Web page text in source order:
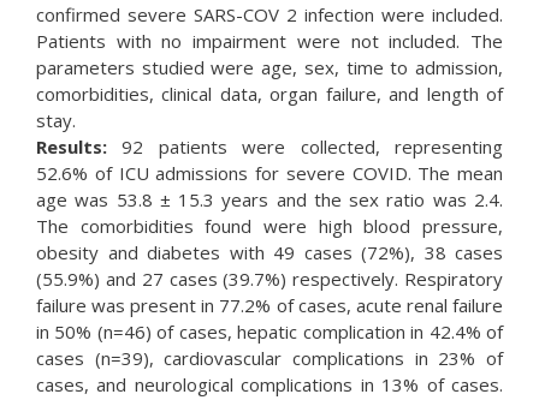
confirmed severe SARS-COV 2 infection were included.
Patients with no impairment were not included. The
parameters studied were age, sex, time to admission,
comorbidities, clinical data, organ failure, and length of
stay.
Results: 92 patients were collected, representing
52.6% of ICU admissions for severe COVID. The mean
age was 53.8 ± 15.3 years and the sex ratio was 2.4.
The comorbidities found were high blood pressure,
obesity and diabetes with 49 cases (72%), 38 cases
(55.9%) and 27 cases (39.7%) respectively. Respiratory
failure was present in 77.2% of cases, acute renal failure
in 50% (n=46) of cases, hepatic complication in 42.4% of
cases (n=39), cardiovascular complications in 23% of
cases, and neurological complications in 13% of cases.